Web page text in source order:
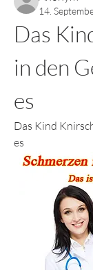
14.
Das
in den
es
Das Kind
es